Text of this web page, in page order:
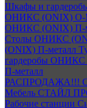
Шкафы и
ОНИКС (ONIX)
ОНИКС (ONIX) П-
Столы ОНИКС
(ONIX) П-металл
гардеробы ОНИКС
П-металл
РАСПРОДАЖА!!!
Мебель СТАЙЛ
Рабочие станции